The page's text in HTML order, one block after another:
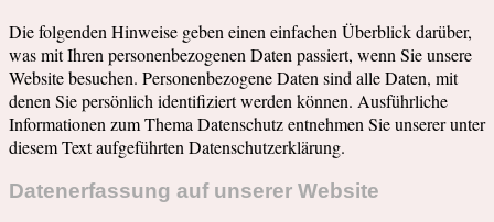
Die folgenden Hinweise geben einen einfachen Überblick darüber,
was mit Ihren personenbezogenen Daten passiert, wenn Sie unsere
Website besuchen. Personenbezogene Daten sind alle Daten, mit
denen Sie persönlich identifiziert werden können. Ausführliche
Informationen zum Thema Datenschutz entnehmen Sie unserer unter
diesem Text aufgeführten Datenschutzerklärung.
Datenerfassung auf unserer Website